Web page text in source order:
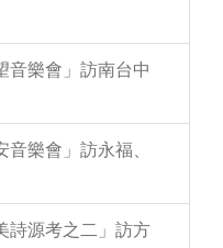
音樂會」訪南台中
樂會」訪永福、
詩源考之二」訪方